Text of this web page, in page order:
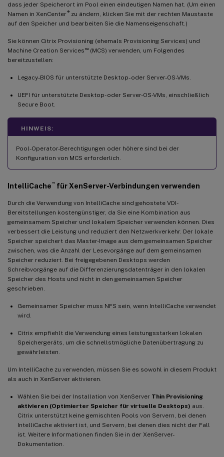
dass jeder Speicherort im Pool einen eindeutigen Namen hat. (Um einen
Namen in XenCenter ®zu ändern, klicken Sie mit der rechten Maustaste
auf den Speicher und bearbeiten Sie die Namenseigenschaft.)
Sie können Citrix Provisioning (ehemals Provisioning Services) und
Machine Creation Services ™(MCS) verwenden, um Folgendes
bereitzustellen:
Legacy-BIOS für unterstützte Desktop- oder Server-OS-VMs.
UEFI für unterstützte Desktop- oder Server-OS-VMs, einschließlich
Secure Boot.
HINWEIS:
Pool-Operator-Berechtigungen oder höhere sind bei der
Konfiguration von MCS erforderlich.
IntelliCache ™ für XenServer-Verbindungen verwenden
Durch die Verwendung von IntelliCache sind gehostete VDI-
Bereitstellungen kostengünstiger, da Sie eine Kombination aus
gemeinsamem Speicher und lokalem Speicher verwenden können. Dies
verbessert die Leistung und reduziert den Netzwerkverkehr. Der lokale
Speicher speichert das Master-Image aus dem gemeinsamen Speicher
zwischen, was die Anzahl der Lesevorgänge auf dem gemeinsamen
Speicher reduziert. Bei freigegebenen Desktops werden
Schreibvorgänge auf die Differenzierungsdatenträger in den lokalen
Speicher des Hosts und nicht in den gemeinsamen Speicher
geschrieben.
Gemeinsamer Speicher muss NFS sein, wenn IntelliCache verwendet
wird.
Citrix empfiehlt die Verwendung eines leistungsstarken lokalen
Speichergeräts, um die schnellstmögliche Datenübertragung zu
gewährleisten.
Um IntelliCache zu verwenden, müssen Sie es sowohl in diesem Produkt
als auch in XenServer aktivieren.
Wählen Sie bei der Installation von XenServer Thin Provisioning
aktivieren (Optimierter Speicher für virtuelle Desktops) aus.
Citrix unterstützt keine gemischten Pools von Servern, bei denen
IntelliCache aktiviert ist, und Servern, bei denen dies nicht der Fall
ist. Weitere Informationen finden Sie in der XenServer-
Dokumentation.